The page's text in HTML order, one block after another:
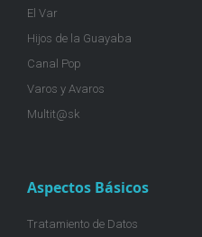
El Var
Hijos de la Guayaba
Canal Pop
Varos y Avaros
Multit@sk
Aspectos Básicos
Tratamiento de Datos